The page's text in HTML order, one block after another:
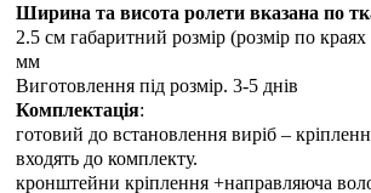
Ширина та висота ролети вказана по
2.5 см габаритний розмір (розмір по
мм
Виготовлення під розмір. 3-5 днiв
Комплектація:
готовий до встановлення виріб –
входять до комплекту.
кронштейни кріплення +направляюча